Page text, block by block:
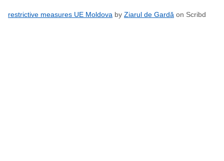
restrictive measures UE Moldova by Ziarul de Gardă on Scribd